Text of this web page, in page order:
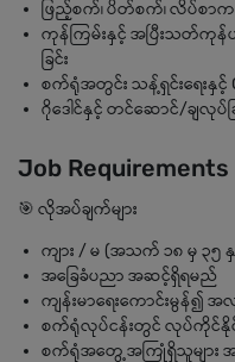
ဖြည့်စက်၊ ပိတ်စက်၊ လိပ်စာ
ကုန်ကြမ်းနှင့် အပြီးသတ်ကုန်
ခြင်း
စက်ရုံအတွင်း သန့်ရှင်းရေးနှင့်
ဂိုဒေါင်နှင့် တင်ဆောင်/ချလုပ်ခ
Job Requirements
🎯 လိုအပ်ချက်များ
ကျား / မ (အသက် ၁၈ မှ ၃၅
အခြေခံပညာ အဆင့်ရှိရမည်
ကျန်းမာရေးကောင်းမွန်၍
စက်ရုံလုပ်ငန်းတွင် လုပ်ကိုင်နို
စက်ရုံအတွေ့အကြုံရှိသူများ